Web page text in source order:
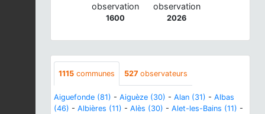
observation
1600
observation
2026
1115 communes 527 observateurs
Aiguefonde (81) - Aiguèze (30) - Alan (31) - Albas
(46) - Albières (11) - Alès (30) - Alet-les-Bains (11) -